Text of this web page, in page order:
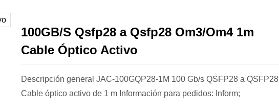
100GB/S Qsfp28 a Qsfp28 Om3/Om4 1m
Cable Óptico Activo
Descripción general JAC-100GQP28-1M 100 Gb/s QSFP28 a QSFP28
Cable óptico activo de 1 m Información para pedidos: Inform;